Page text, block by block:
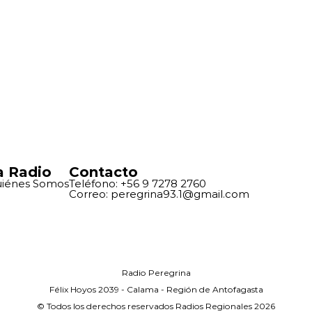
Radio
Somos
Contacto
Teléfono: +56 9 7278 2760
Correo: peregrina93.1@gmail.com
Radio Peregrina
Félix Hoyos 2039 - Calama - Región de Antofagasta
© Todos los derechos reservados Radios Regionales 2026